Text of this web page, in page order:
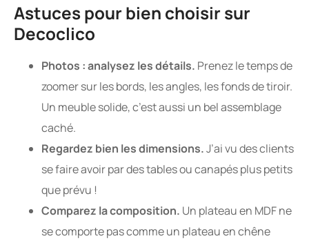
Astuces pour bien choisir sur
Decoclico
Photos : analysez les détails. Prenez le temps de
zoomer sur les bords, les angles, les fonds de tiroir.
Un meuble solide, c’est aussi un bel assemblage
caché.
Regardez bien les dimensions.J’ai vu des clients
se faire avoir par des tables ou canapés plus petits
que prévu !
Comparez la composition. Un plateau en MDF ne
se comporte pas comme un plateau en chêne